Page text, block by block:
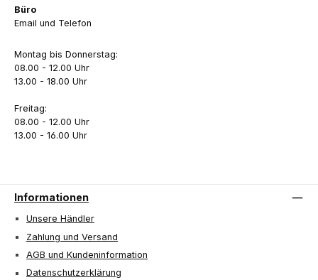
Büro
Email und Telefon
Montag bis Donnerstag:
08.00 - 12.00 Uhr
13.00 - 18.00 Uhr
Freitag:
08.00 - 12.00 Uhr
13.00 - 16.00 Uhr
Informationen
Unsere Händler
Zahlung und Versand
AGB und Kundeninformation
Datenschutzerklärung